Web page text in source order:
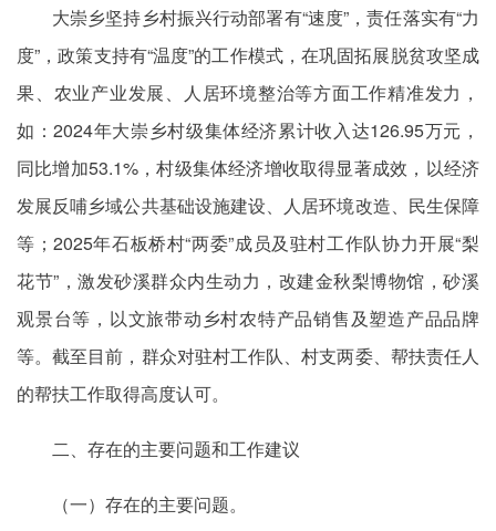
大崇乡坚持乡村振兴行动部署有“速度”，责任落实有“力
度”，政策支持有“温度”的工作模式，在巩固拓展脱贫攻坚成
果、农业产业发展、人居环境整治等方面工作精准发力，
如：2024年大崇乡村级集体经济累计收入达126.95万元，
同比增加53.1%，村级集体经济增收取得显著成效，以经济
发展反哺乡域公共基础设施建设、人居环境改造、民生保障
等；2025年石板桥村“两委”成员及驻村工作队协力开展“梨
花节”，激发砂溪群众内生动力，改建金秋梨博物馆，砂溪
观景台等，以文旅带动乡村农特产品销售及塑造产品品牌
等。截至目前，群众对驻村工作队、村支两委、帮扶责任人
的帮扶工作取得高度认可。
二、存在的主要问题和工作建议
（一）存在的主要问题。